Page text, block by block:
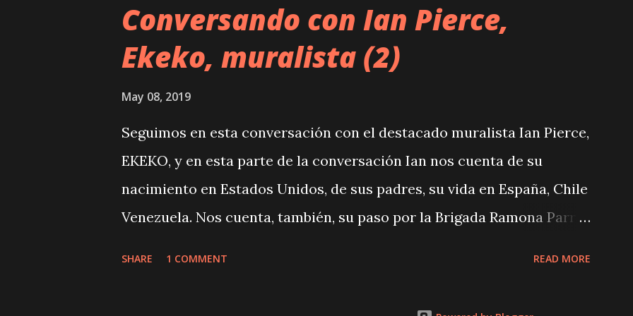
Conversando con Ian Pierce,
Ekeko, muralista (2)
May 08, 2019
Seguimos en esta conversación con el destacado muralista Ian Pierce,
EKEKO, y en esta parte de la conversación Ian nos cuenta de su
nacimiento en Estados Unidos, de sus padres, su vida en España, Chile
Venezuela. Nos cuenta, también, su paso por la Brigada Ramona Parra.
SHARE 1 COMMENT READ MORE